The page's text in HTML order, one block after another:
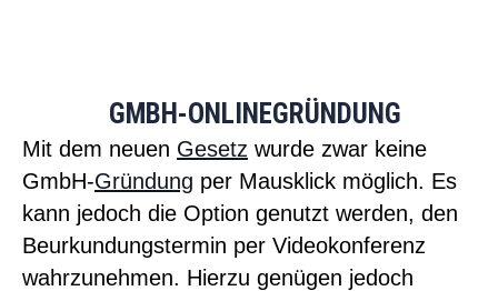
GMBH-ONLINEGRÜNDUNG
Mit dem neuen Gesetz wurde zwar keine
GmbH-Gründung per Mausklick möglich. Es
kann jedoch die Option genutzt werden, den
Beurkundungstermin per Videokonferenz
wahrzunehmen. Hierzu genügen jedoch